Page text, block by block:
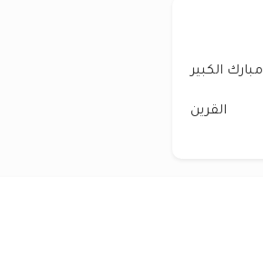
مبارك الكبير
القرين